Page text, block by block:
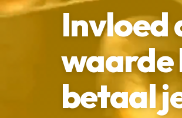
Invloed
waarde
betaal